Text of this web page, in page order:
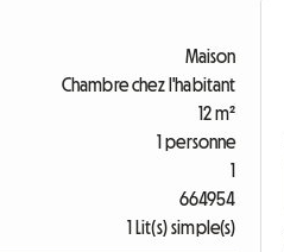
Maison
Chambre chez l'habitant
12 m²
1 personne
1
664954
1 Lit(s) simple(s)